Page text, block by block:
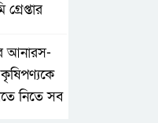
আনারস-
নিতে সব